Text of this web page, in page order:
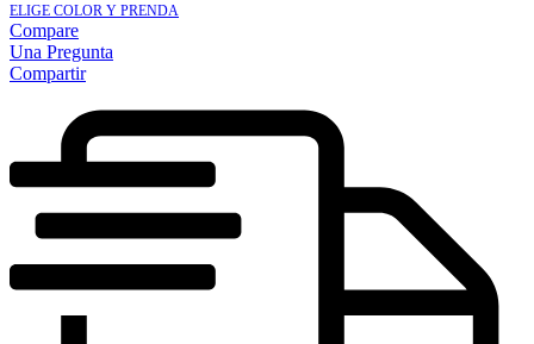
ELIGE COLOR Y PRENDA
Compare
Una Pregunta
Compartir